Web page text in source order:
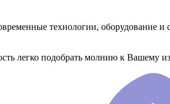
технологии, оборудование и
легко подобрать молнию к Вашему